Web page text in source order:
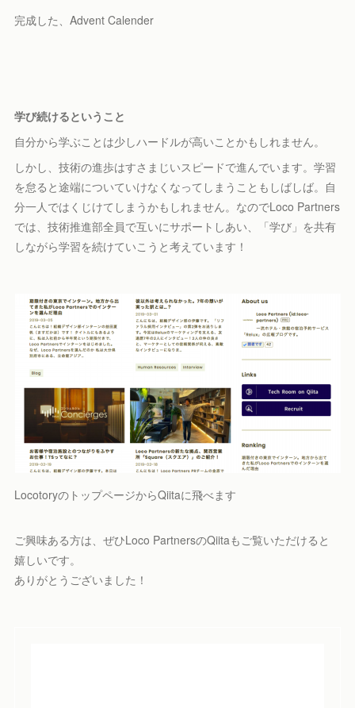
完成した、Advent Calender
学び続けるということ
自分から学ぶことは少しハードルが高いことかもしれません。
しかし、技術の進歩はすさまじいスピードで進んでいます。学習
を怠ると途端についていけなくなってしまうこともしばしば。自
分一人ではくじけてしまうかもしれません。なのでLoco Partners
では、技術推進部全員で互いにサポートしあい、「学び」を共有
しながら学習を続けていこうと考えています！
LocotoryのトップページからQiitaに飛べます
ご興味ある方は、ぜひLoco PartnersのQiitaもご覧いただけると
嬉しいです。
ありがとうございました！